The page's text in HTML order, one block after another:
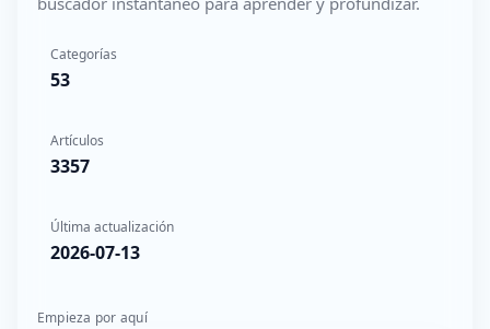
Categorías
53
Artículos
3357
Última actualización
2026-07-13
Empieza por aquí